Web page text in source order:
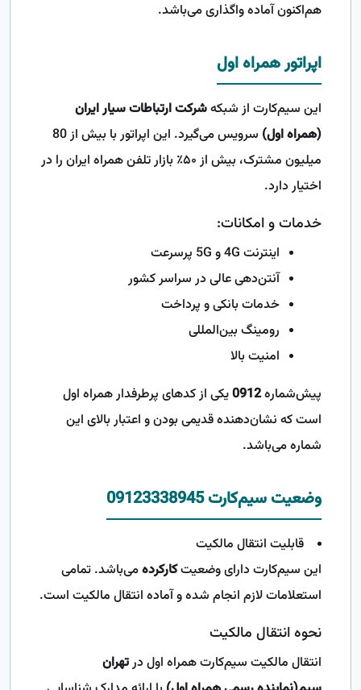
هم‌اکنون آماده واگذاری می‌باشد.
اپراتور همراه اول
این سیم‌کارت از شبکهشرکت ارتباطات سیار ایران
(همراه اول)
سرویس می‌گیرد. این اپراتور با بیش از 80
میلیون مشترک، بیش از ۵۰٪ بازار تلفن همراه ایران را در
اختیار دارد.
خدمات و امکانات:
اینترنت 4G و 5G پرسرعت
آنتن‌دهی عالی در سراسر کشور
خدمات بانکی و پرداخت
رومینگ بین‌المللی
امنیت بالا
پیش‌شماره0912یکی از کدهای پرطرفدار همراه اول
است که نشان‌دهنده قدیمی بودن و اعتبار بالای این
شماره می‌باشد.
وضعیت سیم‌کارت 09123338945
قابلیت انتقال مالکیت
این سیم‌کارت دارای وضعیتکارکردهمی‌باشد. تمامی
استعلامات لازم انجام شده و آماده انتقال مالکیت است.
نحوه انتقال مالکیت
انتقال مالکیت سیم‌کارت همراه اول درتهران